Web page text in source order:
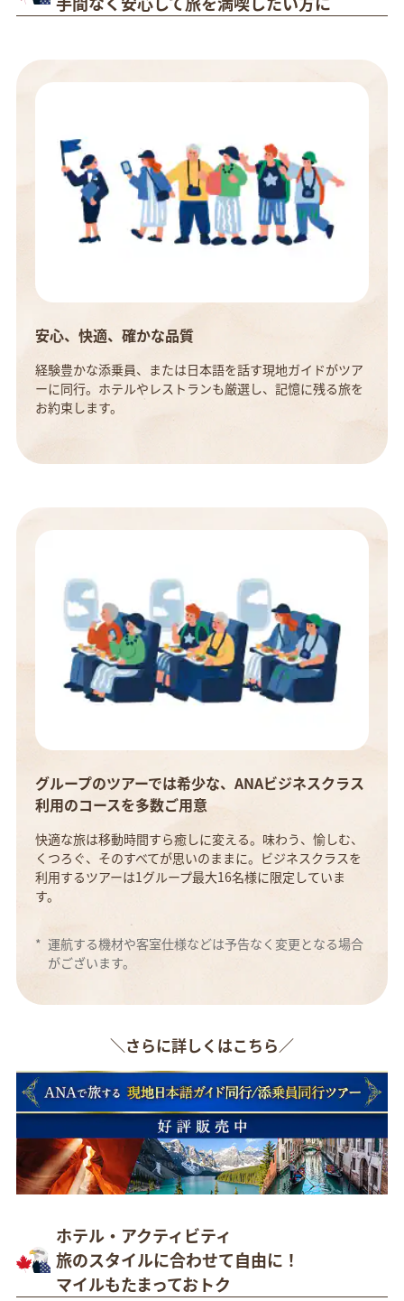
安心、快適、確かな品質
経験豊かな添乗員、または日本語を話す現地ガイドがツア
ーに同行。ホテルやレストランも厳選し、記憶に残る旅を
お約束します。
グループのツアーでは希少な、ANAビジネスクラス
利用のコースを多数ご用意
快適な旅は移動時間すら癒しに変える。味わう、愉しむ、
くつろぐ、そのすべてが思いのままに。ビジネスクラスを
利用するツアーは1グループ最大16名様に限定していま
す。
* 運航する機材や客室仕様などは予告なく変更となる場合
がございます。
＼さらに詳しくはこちら／
ホテル・アクティビティ
旅のスタイルに合わせて自由に！
マイルもたまっておトク